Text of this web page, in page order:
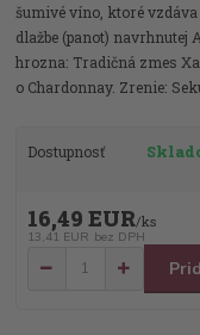
šumivé víno, ktoré
dlažbe (panot)
hrozna: Tradičná zmes
o Chardonnay. Zrenie:
Dostupnosť
16,49 EUR/ks
13,41 EUR bez DPH